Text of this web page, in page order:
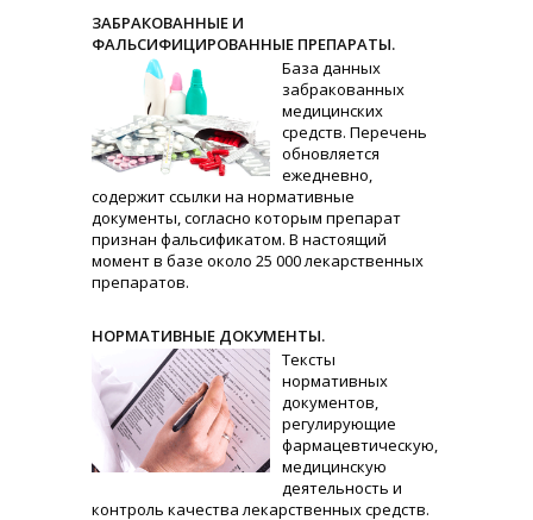
ЗАБРАКОВАННЫЕ И
ФАЛЬСИФИЦИРОВАННЫЕ ПРЕПАРАТЫ.
База данных
забракованных
медицинских
средств. Перечень
обновляется
ежедневно,
содержит ссылки на нормативные
документы, согласно которым препарат
признан фальсификатом. В настоящий
момент в базе около 25 000 лекарственных
препаратов.
НОРМАТИВНЫЕ ДОКУМЕНТЫ.
Тексты
нормативных
документов,
регулирующие
фармацевтическую,
медицинскую
деятельность и
контроль качества лекарственных средств.